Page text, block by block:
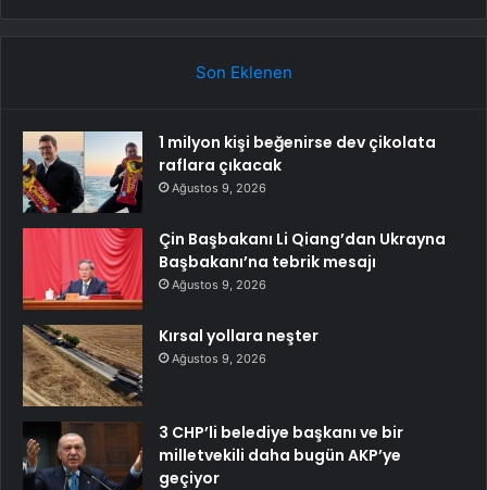
Son Eklenen
1 milyon kişi beğenirse dev çikolata
raflara çıkacak
Ağustos 9, 2026
Çin Başbakanı Li Qiang’dan Ukrayna
Başbakanı’na tebrik mesajı
Ağustos 9, 2026
Kırsal yollara neşter
Ağustos 9, 2026
3 CHP’li belediye başkanı ve bir
milletvekili daha bugün AKP’ye
geçiyor